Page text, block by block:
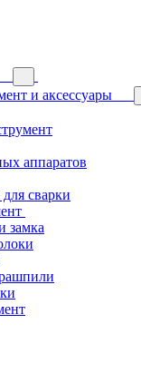
и аксессуары
аппаратов
сварки
замка